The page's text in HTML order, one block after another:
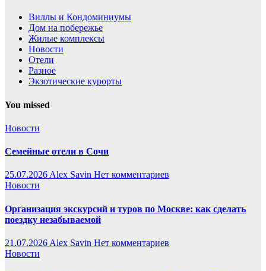
Виллы и Кондоминиумы
Дом на побережье
Жилые комплексы
Новости
Отели
Разное
Экзотические курорты
You missed
Новости
Семейные отели в Сочи
25.07.2026Alex Savin Нет комментариев
Новости
Организация экскурсий и туров по Москве: как сделать
поездку незабываемой
21.07.2026 Alex Savin Нет комментариев
Новости